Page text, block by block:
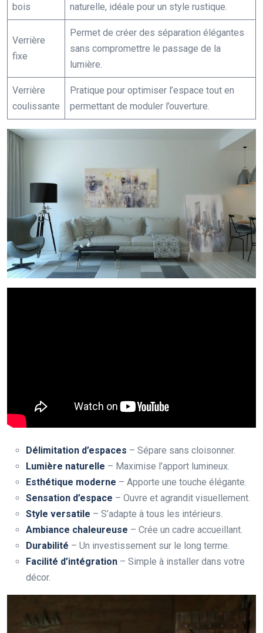
bois
naturelle, idéale pour un style rustique.
Verrière
fixe
Permet de créer des séparation élégantes
sans compromettre le passage de la
lumière.
Verrière
coulissante
Pratique pour optimiser l’espace tout en
permettant de moduler l’ouverture.
Délimitation d’espaces – Sépare sans cloisonner.
Lumière naturelle – Maximise l’apport lumineux.
Esthétique moderne – Apporte une touche élégante.
Sensation d’espace – Ouvre et agrandit visuellement.
Style versatile – S’adapte à tous les intérieurs.
Ambiance chaleureuse – Crée un cadre accueillant.
Durabilité – Un investissement sur le long terme.
Facilité d’intégration – Simple à installer dans votre
décor.